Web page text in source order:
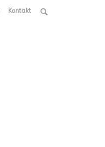
Kontakt